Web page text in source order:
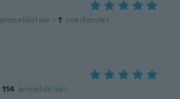
anmeldelser · 1 overførsler
114 anmeldelser